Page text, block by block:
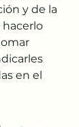
y de la
en el